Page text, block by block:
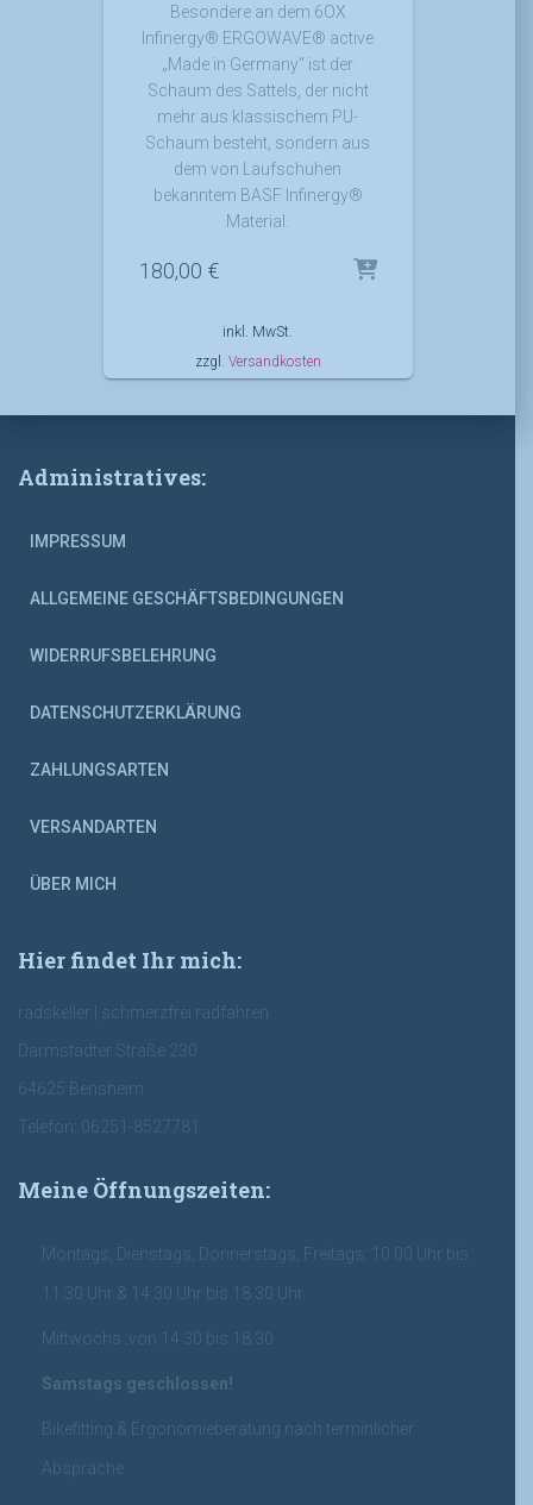
Besondere an dem 6OX
Infinergy® ERGOWAVE® active
„Made in Germany“ ist der
Schaum des Sattels, der nicht
mehr aus klassischem PU-
Schaum besteht, sondern aus
dem von Laufschuhen
bekanntem BASF Infinergy®
Material.
180,00 €
inkl. MwSt.
zzgl. Versandkosten
Administratives:
IMPRESSUM
ALLGEMEINE GESCHÄFTSBEDINGUNGEN
WIDERRUFSBELEHRUNG
DATENSCHUTZERKLÄRUNG
ZAHLUNGSARTEN
VERSANDARTEN
ÜBER MICH
Hier findet Ihr mich:
radskeller | schmerzfrei radfahren
Darmstädter Straße 230
64625 Bensheim
Telefon: 06251-8527781
Meine Öffnungszeiten:
Montags, Dienstags, Donnerstags, Freitags: 10.00 Uhr bis
11.30 Uhr & 14.30 Uhr bis 18.30 Uhr
Mittwochs :von 14.30 bis 18.30
Samstags geschlossen!
Bikefitting & Ergonomieberatung nach terminlicher
Absprache